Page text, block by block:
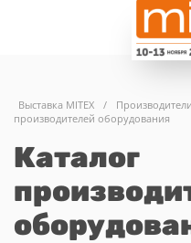
Выставка MITEX /
производителей оборудования
Каталог